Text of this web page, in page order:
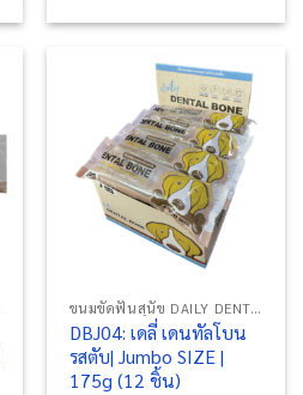
ขนมขัดฟันสุนัข DAILY DENTAL BONE
DBJ04: เดลี่ เดนทัลโบน
รสตับ| Jumbo SIZE |
175g (12 ชิ้น)